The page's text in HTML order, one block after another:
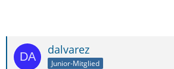
dalvarez
Junior-Mitglied